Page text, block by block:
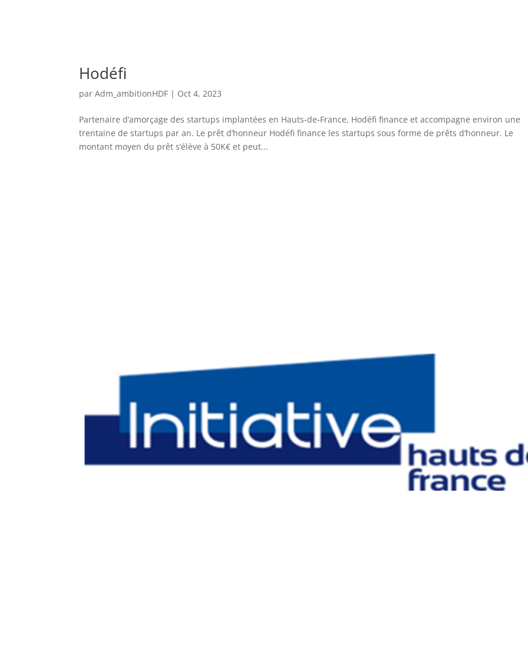
Hodéfi
parAdm_ambitionHDF | Oct 4, 2023
Partenaire d’amorçage des startups implantées en Hauts-de-France, Hodéfi finance et accompagne environ une
trentaine de startups par an. Le prêt d’honneur Hodéfi finance les startups sous forme de prêts d’honneur. Le
montant moyen du prêt s’élève à 50K€ et peut...